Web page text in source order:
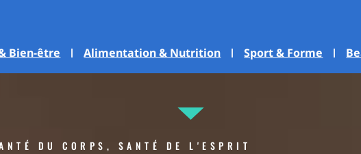
Bien-être Alimentation & Nutrition Sport & Forme
DU CORPS, SANTÉ DE L'ESPRIT